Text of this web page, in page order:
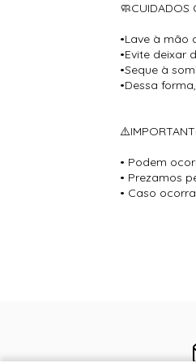
🧼CUIDADOS
•Lave à mão
•Evite deixar
•Seque à
•Dessa
• Podem
• Prezamos
• Caso